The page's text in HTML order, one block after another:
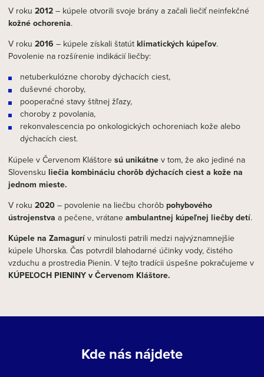
V roku 2012 – kúpele otvorili svoje brány a začali liečiť neinfekčné
kožné ochorenia.
V roku 2016 – kúpele získali štatút klimatických kúpeľov.
Povolenie na rozšírenie indikácií liečby:
netuberkulózne choroby dýchacích ciest,
duševné choroby,
pooperačné stavy štítnej žľazy,
choroby z povolania,
rekonvalescencia po onkologických ochoreniach kože alebo
dýchacích ciest.
Kúpele v Červenom Kláštore sú unikátne v tom, že ako jediné na
Slovensku liečia kombináciu chorôb dýchacích ciest a kože na
jednom mieste.
V roku 2020 – povolenie na liečbu chorôb pohybového
ústrojenstva a pečene, vrátane ambulantnej kúpeľnej liečby detí.
Kúpele na Zamagurív minulosti patrili medzi najvýznamnejšie
kúpele Uhorska. Čas potvrdil blahodarné účinky vody, čistého
vzduchu a prostredia Pienin. V tejto tradícii úspešne pokračujeme v
KÚPEĽOCH PIENINY v Červenom Kláštore.
Kde nás nájdete